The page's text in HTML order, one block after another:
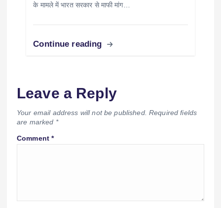
के मामले में भारत सरकार से माफी मांग…
Continue reading
Leave a Reply
Your email address will not be published. Required fields
are marked *
Comment*